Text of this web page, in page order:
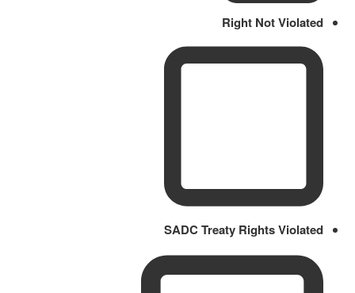
Right Not Violated
SADC Treaty Rights Violated